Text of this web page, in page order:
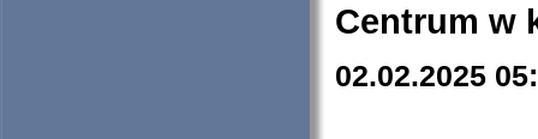
Centrum w
02.02.2025